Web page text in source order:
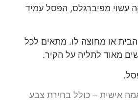
עשוי מפיברגלס, הפסל עמיד
הבית או מחוצה לו. מתאים לכל
מאוד לתליה על הקיר.
אישית – כולל בחירת צבע